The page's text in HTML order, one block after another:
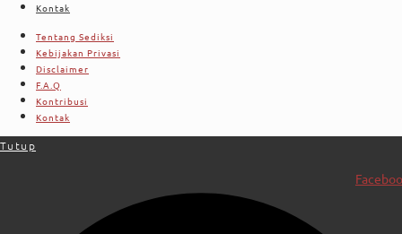
Kontak
Tentang Sediksi
Kebijakan Privasi
Disclaimer
F.A.Q
Kontribusi
Kontak
Tutup